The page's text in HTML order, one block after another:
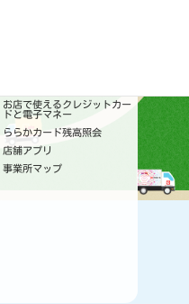
お店で使えるクレジットカー
ドと電子マネー
ららかカード残高照会
店舗アプリ
事業所マップ